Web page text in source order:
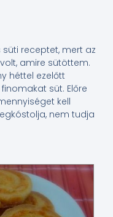
receptet, mert az
amire sütöttem.
héttel ezelőtt
süt. Előre
kell
nem tudja